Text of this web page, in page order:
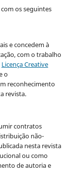
os seguintes
e concedem à
com o trabalho
Licença Creative
o
reconhecimento
revista.
contratos
não-
nesta revista
ou como
de autoria e